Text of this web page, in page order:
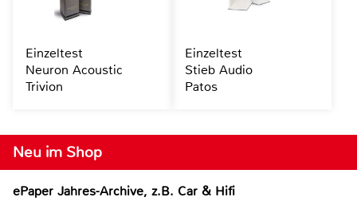
Neu im Shop
ePaper Jahres-Archive, z.B. Car & Hifi
Einzeltest
Neuron Acoustic
Trivion
Einzeltest
Stieb Audio
Patos